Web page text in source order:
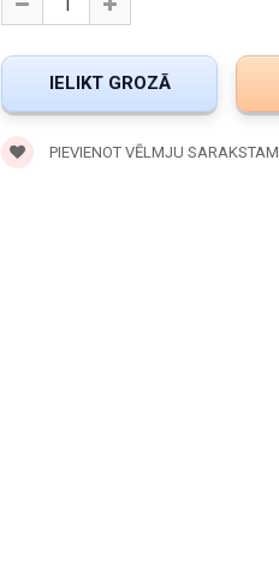
PIEVIENOT VĒLMJU SARAKSTAM